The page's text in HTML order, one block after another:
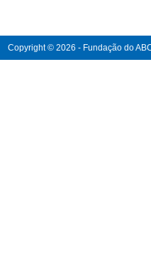
Copyright © 2026 - Fundação do